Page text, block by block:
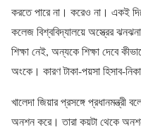
করতে পারে না। করেও না। একই
কলেজ বিশ্ববিদ্যালয়ে অস্ত্রের
শিক্ষা নেই, অন্যকে শিক্ষা দেবে
অংকে। কারণ টাকা-পয়সা হিসাব-
খালেদা জিয়ার প্রসঙ্গে প্রধানমন্ত্রী
অনশন করে। তারা কয়টা থেকে